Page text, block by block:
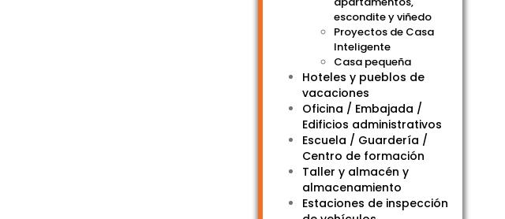
escondite y viñedo
Proyectos de Casa
Inteligente
Casa pequeña
Hoteles y pueblos de
vacaciones
Oficina / Embajada /
Edificios administrativos
Escuela / Guardería /
Centro de formación
Taller y almacén y
almacenamiento
Estaciones de inspección